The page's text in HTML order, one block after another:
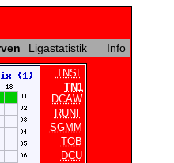
Ligastatistik Info
TNSL
TN1
DCAW
RUNF
SGMM
TOB
DCU